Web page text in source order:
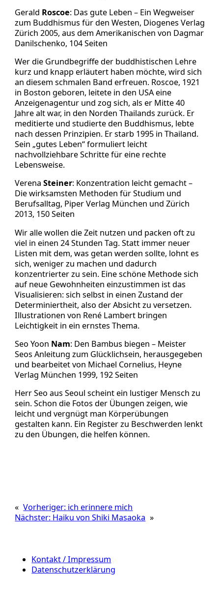
Gerald Roscoe: Das gute Leben – Ein Wegweiser
zum Buddhismus für den Westen, Diogenes Verlag
Zürich 2005, aus dem Amerikanischen von Dagmar
Danilschenko, 104 Seiten
Wer die Grundbegriffe der buddhistischen Lehre
kurz und knapp erläutert haben möchte, wird sich
an diesem schmalen Band erfreuen. Roscoe, 1921
in Boston geboren, leitete in den USA eine
Anzeigenagentur und zog sich, als er Mitte 40
Jahre alt war, in den Norden Thailands zurück. Er
meditierte und studierte den Buddhismus, lebte
nach dessen Prinzipien. Er starb 1995 in Thailand.
Sein „gutes Leben“ formuliert leicht
nachvollziehbare Schritte für eine rechte
Lebensweise.
VerenaSteiner: Konzentration leicht gemacht –
Die wirksamsten Methoden für Studium und
Berufsalltag, Piper Verlag München und Zürich
2013, 150 Seiten
Wir alle wollen die Zeit nutzen und packen oft zu
viel in einen 24 Stunden Tag. Statt immer neuer
Listen mit dem, was getan werden sollte, lohnt es
sich, weniger zu machen und dadurch
konzentrierter zu sein. Eine schöne Methode sich
auf neue Gewohnheiten einzustimmen ist das
Visualisieren: sich selbst in einen Zustand der
Determiniertheit, also der Absicht zu versetzen.
Illustrationen von René Lambert bringen
Leichtigkeit in ein ernstes Thema.
Seo Yoon Nam: Den Bambus biegen – Meister
Seos Anleitung zum Glücklichsein, herausgegeben
und bearbeitet von Michael Cornelius, Heyne
Verlag München 1999, 192 Seiten
Herr Seo aus Seoul scheint ein lustiger Mensch zu
sein. Schon die Fotos der Übungen zeigen, wie
leicht und vergnügt man Körperübungen
gestalten kann. Ein Register zu Beschwerden lenkt
zu den Übungen, die helfen können.
« Vorheriger: ich erinnere mich
Nächster: Haiku von Shiki Masaoka »
Kontakt / Impressum
Datenschutzerklärung